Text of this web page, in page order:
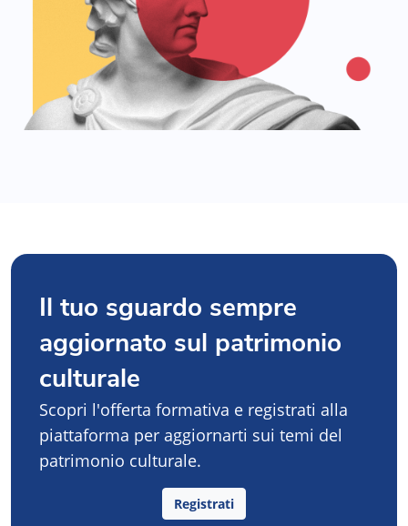
Il tuo sguardo sempre
aggiornato sul patrimonio
culturale
Scopri l'offerta formativa e registrati alla
piattaforma per aggiornarti sui temi del
patrimonio culturale.
Registrati